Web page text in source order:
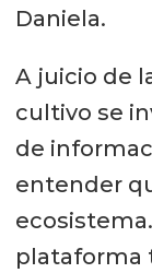
Daniela.
A juicio de
cultivo se
de
entender
plataforma